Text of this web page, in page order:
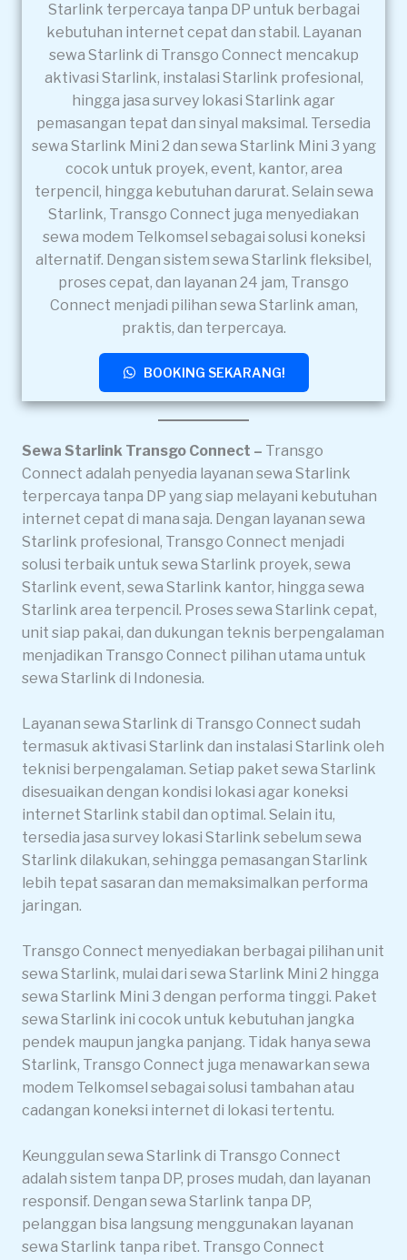
Starlink terpercaya tanpa DP untuk berbagai
kebutuhan internet cepat dan stabil. Layanan
sewa Starlink di Transgo Connect mencakup
aktivasi Starlink, instalasi Starlink profesional,
hingga jasa survey lokasi Starlink agar
pemasangan tepat dan sinyal maksimal. Tersedia
sewa Starlink Mini 2 dan sewa Starlink Mini 3 yang
cocok untuk proyek, event, kantor, area
terpencil, hingga kebutuhan darurat. Selain sewa
Starlink, Transgo Connect juga menyediakan
sewa modem Telkomsel sebagai solusi koneksi
alternatif. Dengan sistem sewa Starlink fleksibel,
proses cepat, dan layanan 24 jam, Transgo
Connect menjadi pilihan sewa Starlink aman,
praktis, dan terpercaya.
BOOKING SEKARANG!
Sewa Starlink Transgo Connect – Transgo
Connect adalah penyedia layanan sewa Starlink
terpercaya tanpa DP yang siap melayani kebutuhan
internet cepat di mana saja. Dengan layanan sewa
Starlink profesional, Transgo Connect menjadi
solusi terbaik untuk sewa Starlink proyek, sewa
Starlink event, sewa Starlink kantor, hingga sewa
Starlink area terpencil. Proses sewa Starlink cepat,
unit siap pakai, dan dukungan teknis berpengalaman
menjadikan Transgo Connect pilihan utama untuk
sewa Starlink di Indonesia.
Layanan sewa Starlink di Transgo Connect sudah
termasuk aktivasi Starlink dan instalasi Starlink oleh
teknisi berpengalaman. Setiap paket sewa Starlink
disesuaikan dengan kondisi lokasi agar koneksi
internet Starlink stabil dan optimal. Selain itu,
tersedia jasa survey lokasi Starlink sebelum sewa
Starlink dilakukan, sehingga pemasangan Starlink
lebih tepat sasaran dan memaksimalkan performa
jaringan.
Transgo Connect menyediakan berbagai pilihan unit
sewa Starlink, mulai dari sewa Starlink Mini 2 hingga
sewa Starlink Mini 3 dengan performa tinggi. Paket
sewa Starlink ini cocok untuk kebutuhan jangka
pendek maupun jangka panjang. Tidak hanya sewa
Starlink, Transgo Connect juga menawarkan sewa
modem Telkomsel sebagai solusi tambahan atau
cadangan koneksi internet di lokasi tertentu.
Keunggulan sewa Starlink di Transgo Connect
adalah sistem tanpa DP, proses mudah, dan layanan
responsif. Dengan sewa Starlink tanpa DP,
pelanggan bisa langsung menggunakan layanan
sewa Starlink tanpa ribet. Transgo Connect